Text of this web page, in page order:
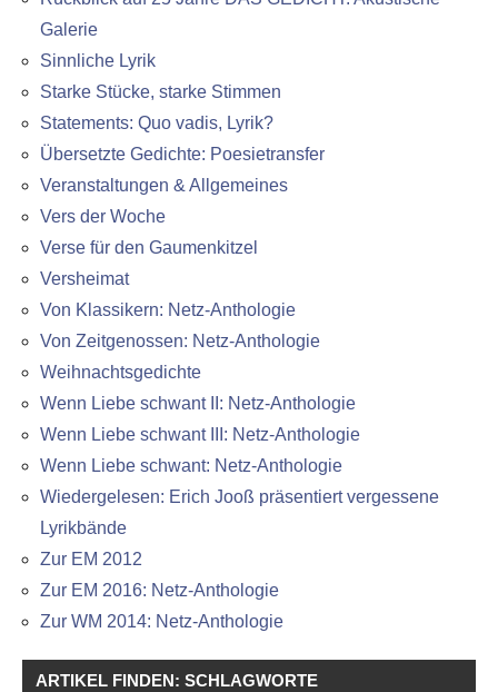
Galerie
Sinnliche Lyrik
Starke Stücke, starke Stimmen
Statements: Quo vadis, Lyrik?
Übersetzte Gedichte: Poesietransfer
Veranstaltungen & Allgemeines
Vers der Woche
Verse für den Gaumenkitzel
Versheimat
Von Klassikern: Netz-Anthologie
Von Zeitgenossen: Netz-Anthologie
Weihnachtsgedichte
Wenn Liebe schwant II: Netz-Anthologie
Wenn Liebe schwant III: Netz-Anthologie
Wenn Liebe schwant: Netz-Anthologie
Wiedergelesen: Erich Jooß präsentiert vergessene
Lyrikbände
Zur EM 2012
Zur EM 2016: Netz-Anthologie
Zur WM 2014: Netz-Anthologie
ARTIKEL FINDEN: SCHLAGWORTE